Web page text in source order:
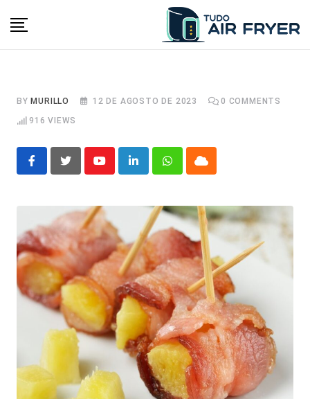
BY MURILLO 12 DE AGOSTO DE 2023 0 COMMENTS
916 VIEWS
YoutubeLinkedInWhatsappCloud